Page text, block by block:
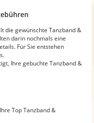
die gewünschte Tanzband &
darin nochmals eine
Für Sie entstehen
Ihre gebuchte Tanzband &
Top Tanzband &